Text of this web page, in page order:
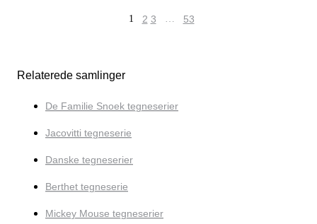
1 2 3 … 53
Relaterede samlinger
De Familie Snoek tegneserier
Jacovitti tegneserie
Danske tegneserier
Berthet tegneserie
Mickey Mouse tegneserier